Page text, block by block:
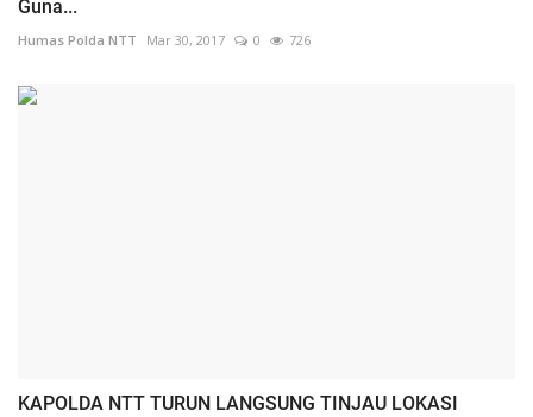
Guna...
Humas Polda NTT Mar 30, 2017 0 726
KAPOLDA NTT TURUN LANGSUNG TINJAU LOKASI